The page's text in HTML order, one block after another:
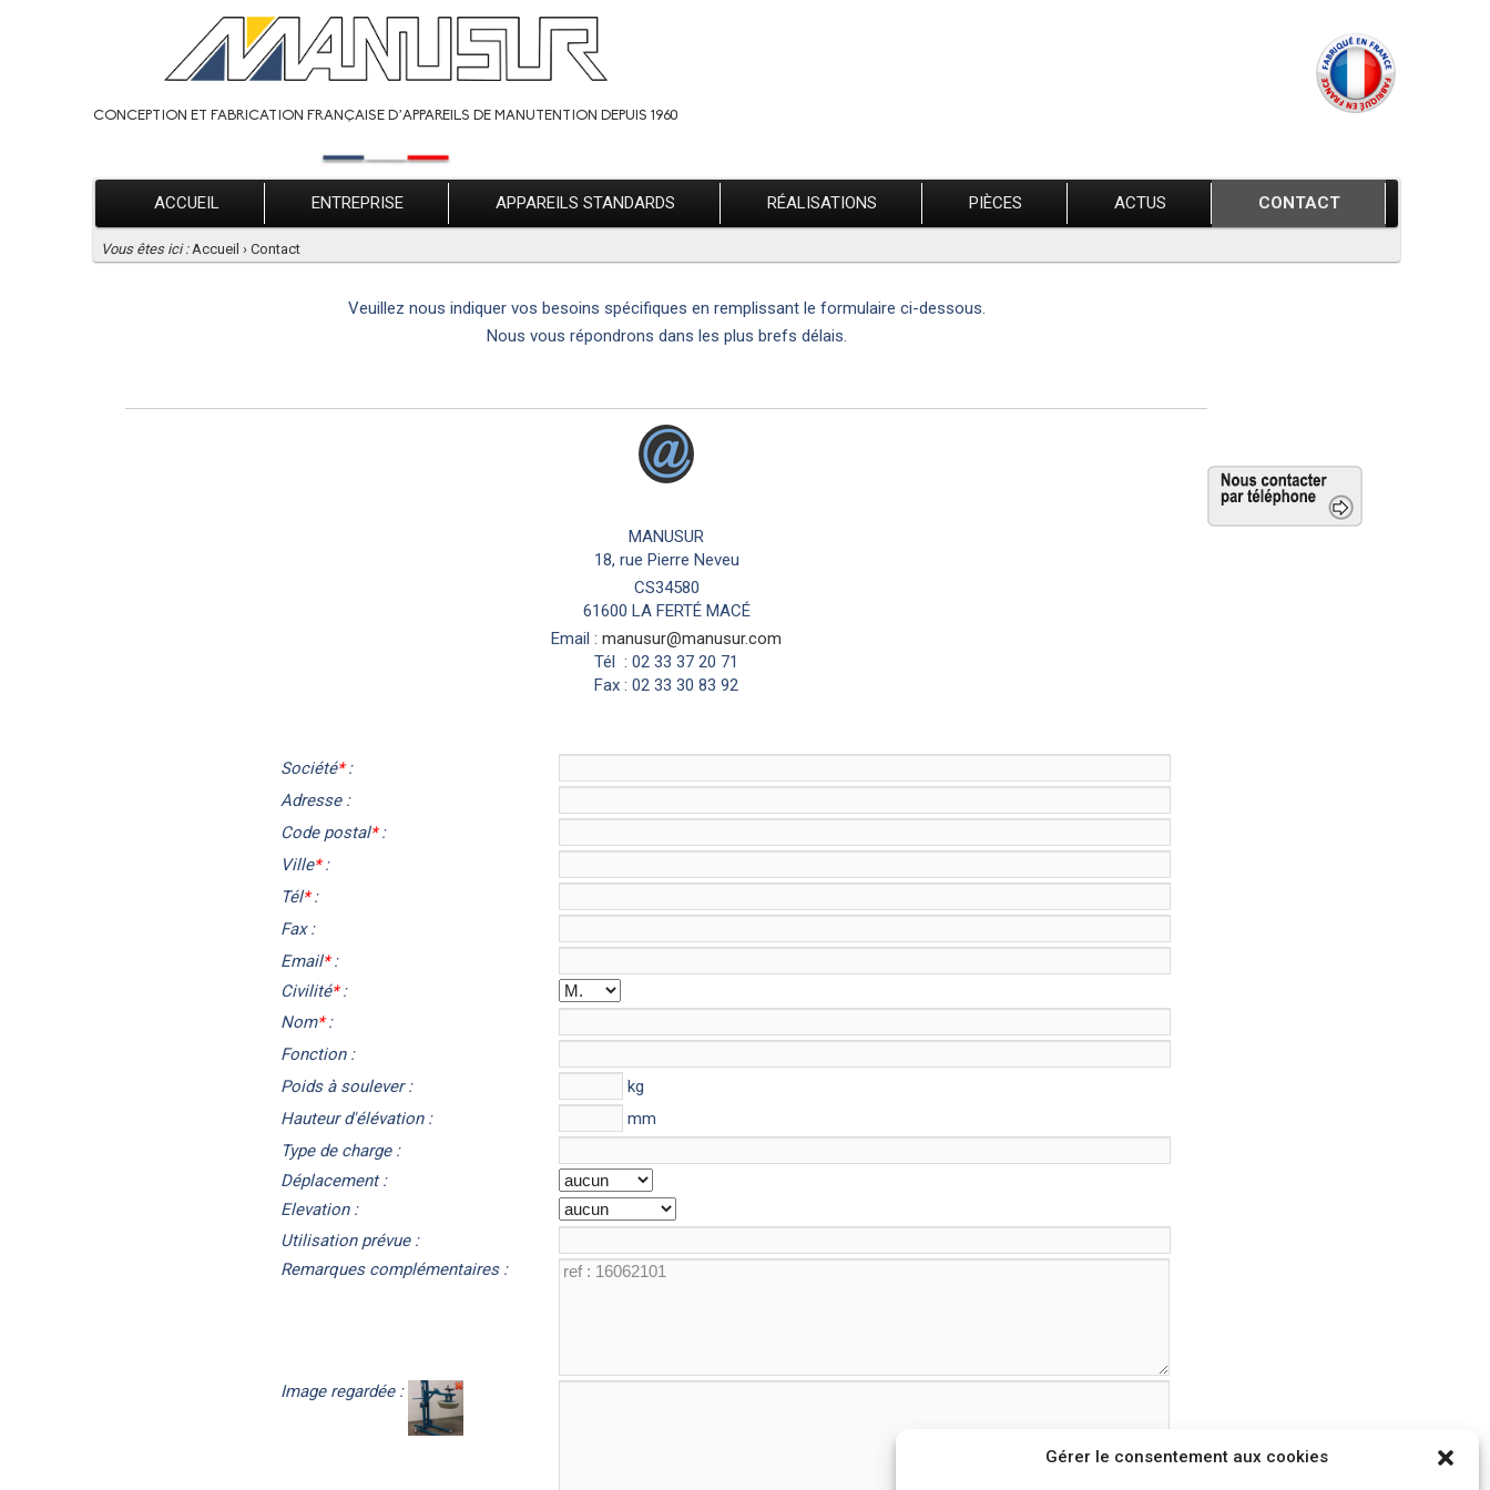
Gérer le consentement aux cookies
CONCEPTION ET FABRICATION FRANÇAISE D’APPAREILS DE MANUTENTION DEPUIS 1960
ACCUEIL ENTREPRISE APPAREILS STANDARDS RÉALISATIONS PIÈCES ACTUS CONTACT
Vous êtes ici : Accueil › Contact
Veuillez nous indiquer vos besoins spécifiques en remplissant le formulaire ci-dessous.
Nous vous répondrons dans les plus brefs délais.
MANUSUR
18, rue Pierre Neveu
CS34580
61600 LA FERTÉ MACÉ
Email :manusur@manusur.com
Tél : 02 33 37 20 71
Fax : 02 33 30 83 92
Société*:
Adresse :
Code postal*:
Ville*:
Tél*:
Fax :
Email*:
Civilité*:
Nom*:
Fonction :
Poids à soulever :
kg
Hauteur d'élévation :
mm
Type de charge :
Déplacement :
Elevation :
Utilisation prévue :
Remarques complémentaires :
Image regardée :